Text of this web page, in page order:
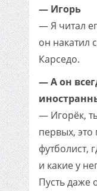
— Игорь
— Я читал
он накатил
Карседо.
— А он
— Игорёк,
первых,
футболист,
и какие у
Пусть даже